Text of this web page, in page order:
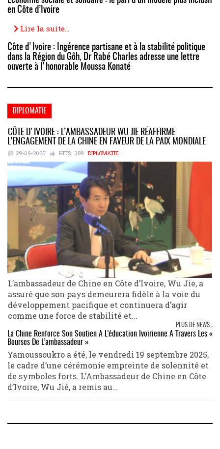
en Côte d’Ivoire
Lire la suite...
Côte d'Ivoire : Ingérence partisane et à la stabilité politique
dans la Région du Gôh, Dr Rabé Charles adresse une lettre
ouverte à l'honorable Moussa Konaté
DIPLOMATIE
CÔTE D'IVOIRE : L’AMBASSADEUR WU JIE RÉAFFIRME
L’ENGAGEMENT DE LA CHINE EN FAVEUR DE LA PAIX MONDIALE
29-09-2025 HITS: 389 DIPLOMATIE
L’ambassadeur de Chine en Côte d’Ivoire, Wu Jie, a
assuré que son pays demeurera fidèle à la voie du
développement pacifique et continuera d’agir
comme une force de stabilité et...
PLUS DE NEWS...
La Chine Renforce Son Soutien À L’éducation Ivoirienne À Travers Les «
Bourses De L’ambassadeur »
Yamoussoukro a été, le vendredi 19 septembre 2025,
le cadre d’une cérémonie empreinte de solennité et
de symboles forts. L’Ambassadeur de Chine en Côte
d’Ivoire, Wu Jié, a remis au…